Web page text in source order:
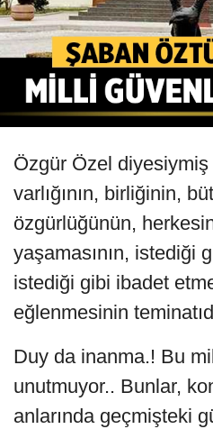
Özgür Özel
varlığının, birliğinin,
özgürlüğünün,
yaşamasının, istediği
istediği gibi ibadet
eğlenmesinin
Duy da inanma.! Bu
unutmuyor.. Bunlar,
anlarında geçmişteki